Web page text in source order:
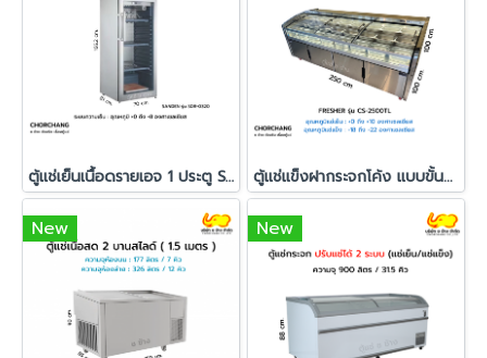
ตู้แช่เย็นเนื้อดรายเอจ 1 ประตู SANDEN รุ่น SDR-0320 ตู้แช่แข็งฝากระจกโค้ง แบบขั้นบันได Fresher รุ่น CS-2500TL
New New